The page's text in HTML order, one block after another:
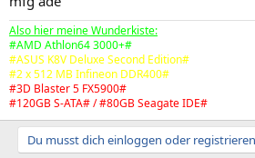
Also hier meine Wunderkiste:
#AMD Athlon64 3000+#
#ASUS K8V Deluxe Second Edition#
#2 x 512 MB Infineon DDR400#
#3D Blaster 5 FX5900#
#120GB S-ATA# / #80GB Seagate IDE#
Du musst dich einloggen oder